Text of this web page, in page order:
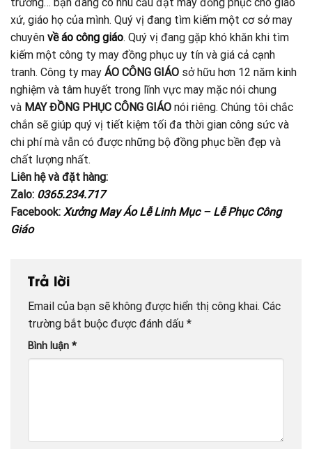
xứ, giáo họ của mình. Quý vị đang tìm kiếm một cơ sở may
chuyên về áo công giáo. Quý vị đang gặp khó khăn khi tìm
kiếm một công ty may đồng phục uy tín và giá cả cạnh
tranh. Công ty may ÁO CÔNG GIÁO sở hữu hơn 12 năm kinh
nghiệm và tâm huyết trong lĩnh vực may mặc nói chung
và MAY ĐỒNG PHỤC CÔNG GIÁO nói riêng. Chúng tôi chắc
chắn sẽ giúp quý vị tiết kiệm tối đa thời gian công sức và
chi phí mà vẫn có được những bộ đồng phục bền đẹp và
chất lượng nhất.
Liên hệ và đặt hàng:
Zalo: 0365.234.717
Facebook: Xưởng May Áo Lễ Linh Mục – Lễ Phục Công
Giáo
Trả lời
Email của bạn sẽ không được hiển thị công khai. Các
trường bắt buộc được đánh dấu *
Bình luận *